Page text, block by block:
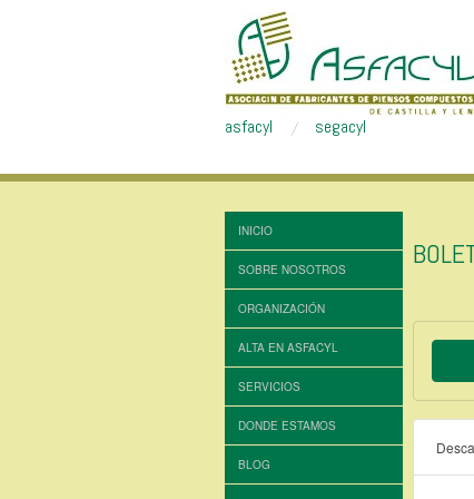
asfacyl segacyl
INICIO
SOBRE NOSOTROS
ORGANIZACIÓN
ALTA EN ASFACYL
SERVICIOS
DONDE ESTAMOS
BLOG